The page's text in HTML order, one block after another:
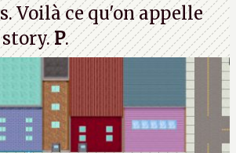
Voilà ce qu'on appelle
story.P.